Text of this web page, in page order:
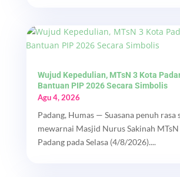
Wujud Kepedulian, MTsN 3 Kota
Bantuan PIP 2026 Secara Simbolis
Agu 4, 2026
Padang, Humas — Suasana penuh rasa
mewarnai Masjid Nurus Sakinah
Padang pada Selasa (4/8/2026)....